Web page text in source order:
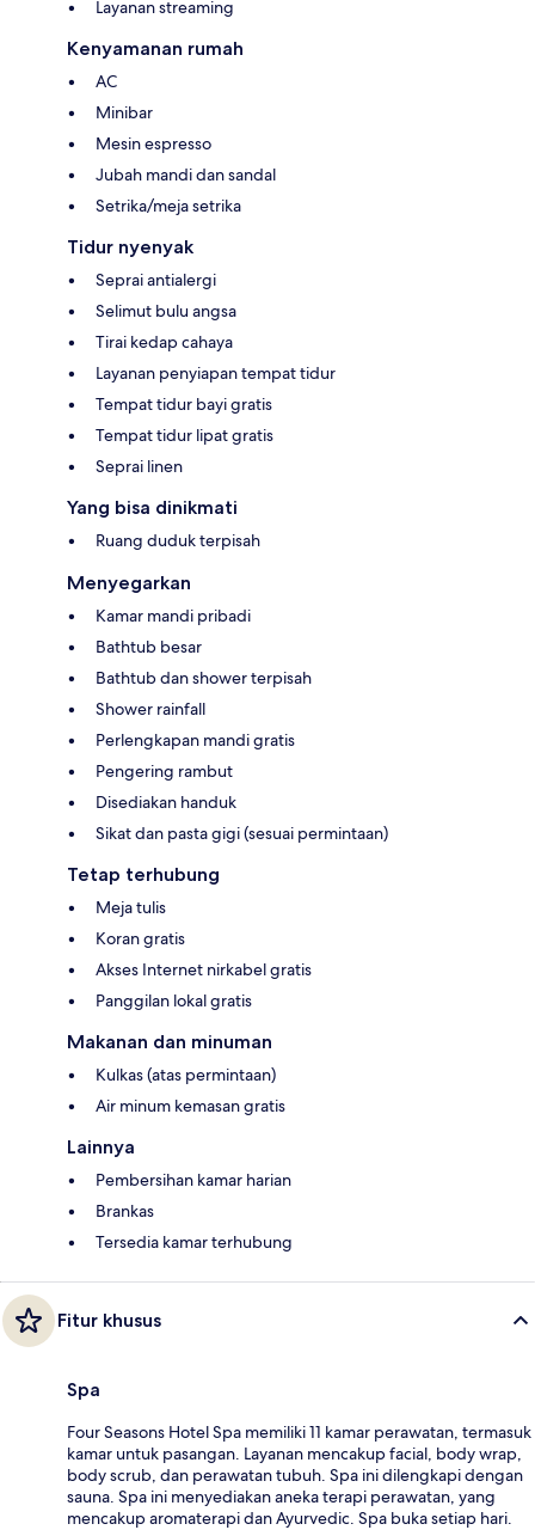
Layanan streaming
Kenyamanan rumah
AC
Minibar
Mesin espresso
Jubah mandi dan sandal
Setrika/meja setrika
Tidur nyenyak
Seprai antialergi
Selimut bulu angsa
Tirai kedap cahaya
Layanan penyiapan tempat tidur
Tempat tidur bayi gratis
Tempat tidur lipat gratis
Seprai linen
Yang bisa dinikmati
Ruang duduk terpisah
Menyegarkan
Kamar mandi pribadi
Bathtub besar
Bathtub dan shower terpisah
Shower rainfall
Perlengkapan mandi gratis
Pengering rambut
Disediakan handuk
Sikat dan pasta gigi (sesuai permintaan)
Tetap terhubung
Meja tulis
Koran gratis
Akses Internet nirkabel gratis
Panggilan lokal gratis
Makanan dan minuman
Kulkas (atas permintaan)
Air minum kemasan gratis
Lainnya
Pembersihan kamar harian
Brankas
Tersedia kamar terhubung
Fitur khusus
Spa
Four Seasons Hotel Spa memiliki 11 kamar perawatan, termasuk
kamar untuk pasangan. Layanan mencakup facial, body wrap,
body scrub, dan perawatan tubuh. Spa ini dilengkapi dengan
sauna. Spa ini menyediakan aneka terapi perawatan, yang
mencakup aromaterapi dan Ayurvedic. Spa buka setiap hari.